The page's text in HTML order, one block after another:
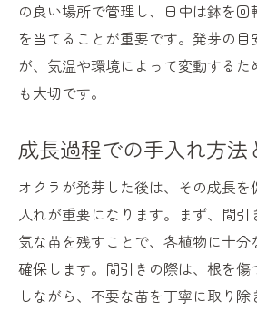
の良い場所で管理し、日中は鉢を
を当てることが重要です。発芽の目
が、気温や環境によって変動するた
も大切です。
成長過程での手入れ方法
オクラが発芽した後は、その成長
入れが重要になります。まず、間
気な苗を残すことで、各植物に十分
確保します。間引きの際は、根を傷
しながら、不要な苗を丁寧に取り